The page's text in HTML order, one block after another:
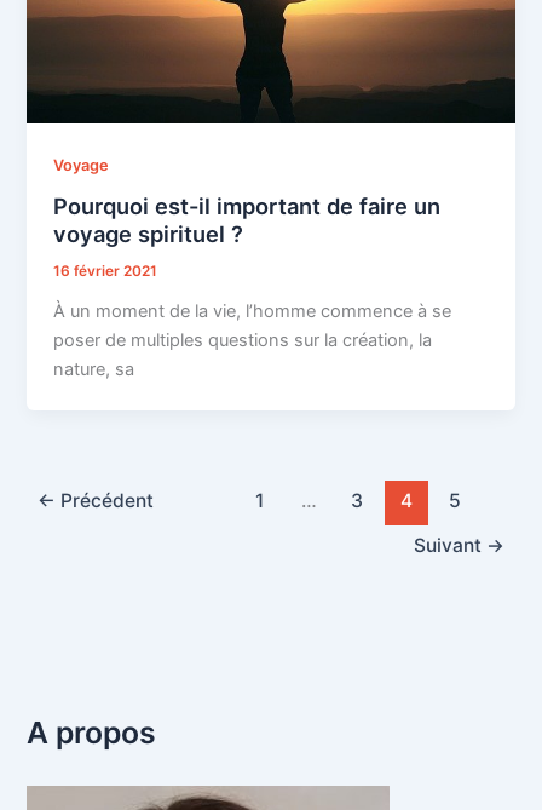
Voyage
Pourquoi est-il important de faire un
voyage spirituel ?
16 février 2021
À un moment de la vie, l’homme commence à se
poser de multiples questions sur la création, la
nature, sa
← Précédent 1 … 3 4
5
Suivant →
A propos